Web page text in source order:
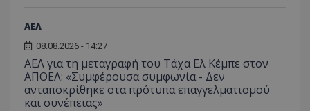
ΑΕΛ
08.08.2026 - 14:27
ΑΕΛ για τη μεταγραφή του Τάχα Ελ Κέμπε στον
ΑΠΟΕΛ: «Συμφέρουσα συμφωνία - Δεν
ανταποκρίθηκε στα πρότυπα επαγγελματισμού
και συνέπειας»